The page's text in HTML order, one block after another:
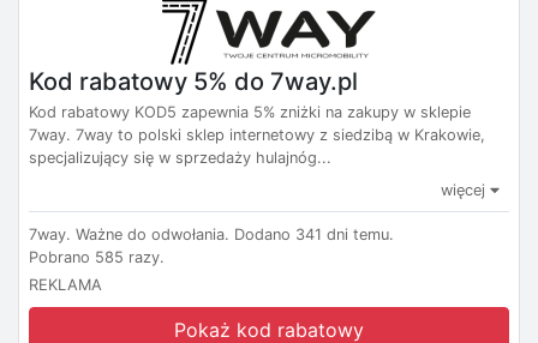
Kod rabatowy 5% do 7way.pl
Kod rabatowy KOD5 zapewnia 5% zniżki na zakupy w sklepie
7way. 7way to polski sklep internetowy z siedzibą w Krakowie,
specjalizujący się w sprzedaży hulajnóg...
więcej
7way. Ważne do odwołania. Dodano 341 dni temu.
Pobrano 585 razy.
REKLAMA
Pokaż kod rabatowy